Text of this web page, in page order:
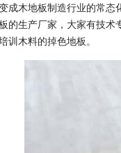
成木地板制造行业的常
的生产厂家，大家有技术
训木料的掉色地板。